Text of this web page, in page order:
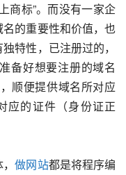
商标”。而没有一家企
的重要性和价值，也
特性，已注册过的，
备好想要注册的域名
顺便提供域名所对应
应的证件（身份证正
，做网站都是将程序编